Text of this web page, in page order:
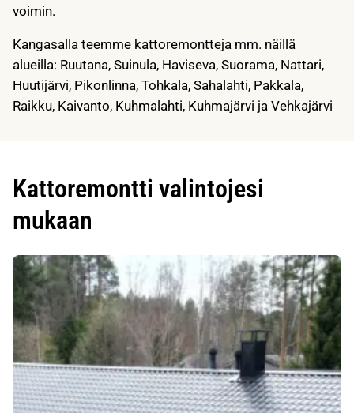
voimin.
Kangasalla teemme kattoremontteja mm. näillä
alueilla: Ruutana, Suinula, Haviseva, Suorama, Nattari,
Huutijärvi, Pikonlinna, Tohkala, Sahalahti, Pakkala,
Raikku, Kaivanto, Kuhmalahti, Kuhmajärvi ja Vehkajärvi
Kattoremontti valintojesi
mukaan